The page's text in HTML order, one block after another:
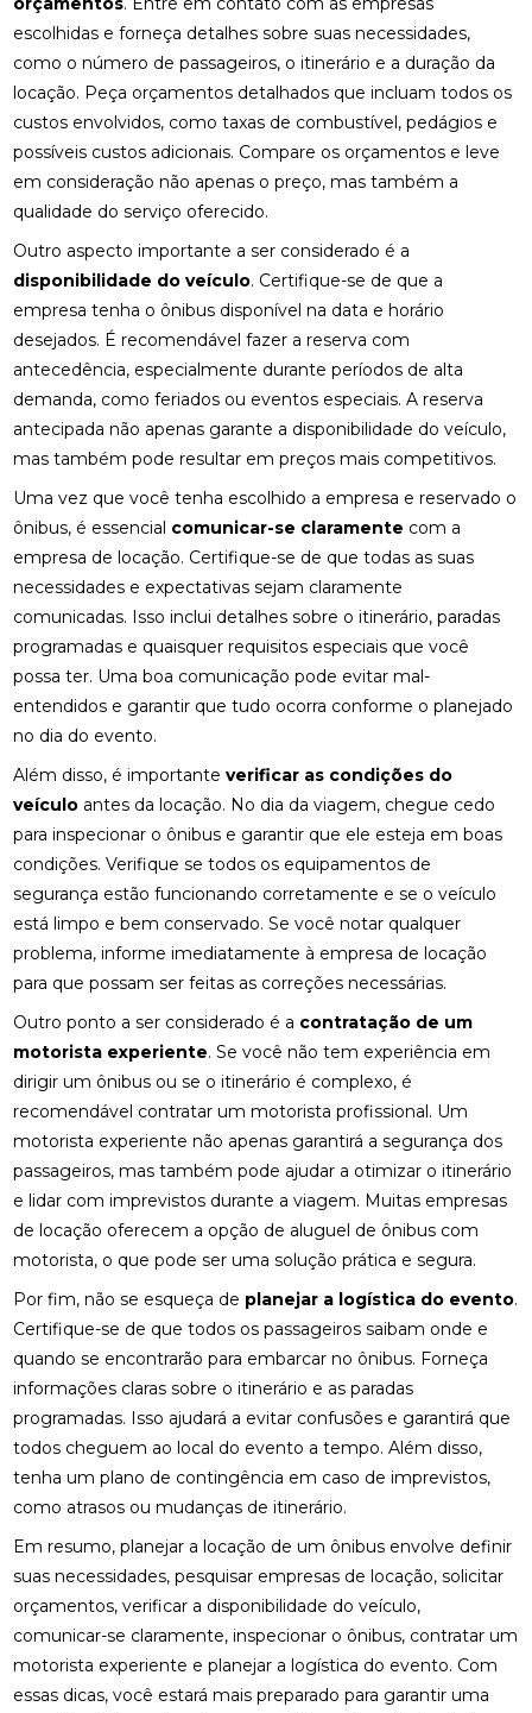
escolhidas e forneça detalhes sobre suas necessidades,
como o número de passageiros, o itinerário e a duração da
locação. Peça orçamentos detalhados que incluam todos os
custos envolvidos, como taxas de combustível, pedágios e
possíveis custos adicionais. Compare os orçamentos e leve
em consideração não apenas o preço, mas também a
qualidade do serviço oferecido.
Outro aspecto importante a ser considerado é a
disponibilidade do veículo. Certifique-se de que a
empresa tenha o ônibus disponível na data e horário
desejados. É recomendável fazer a reserva com
antecedência, especialmente durante períodos de alta
demanda, como feriados ou eventos especiais. A reserva
antecipada não apenas garante a disponibilidade do veículo,
mas também pode resultar em preços mais competitivos.
Uma vez que você tenha escolhido a empresa e reservado o
ônibus, é essencial comunicar-se claramente com a
empresa de locação. Certifique-se de que todas as suas
necessidades e expectativas sejam claramente
comunicadas. Isso inclui detalhes sobre o itinerário, paradas
programadas e quaisquer requisitos especiais que você
possa ter. Uma boa comunicação pode evitar mal-
entendidos e garantir que tudo ocorra conforme o planejado
no dia do evento.
Além disso, é importanteverificar as condições do
veículo antes da locação. No dia da viagem, chegue cedo
para inspecionar o ônibus e garantir que ele esteja em boas
condições. Verifique se todos os equipamentos de
segurança estão funcionando corretamente e se o veículo
está limpo e bem conservado. Se você notar qualquer
problema, informe imediatamente à empresa de locação
para que possam ser feitas as correções necessárias.
Outro ponto a ser considerado é a contratação de um
motorista experiente. Se você não tem experiência em
dirigir um ônibus ou se o itinerário é complexo, é
recomendável contratar um motorista profissional. Um
motorista experiente não apenas garantirá a segurança dos
passageiros, mas também pode ajudar a otimizar o itinerário
e lidar com imprevistos durante a viagem. Muitas empresas
de locação oferecem a opção de aluguel de ônibus com
motorista, o que pode ser uma solução prática e segura.
Por fim, não se esqueça de planejar a logística do evento.
Certifique-se de que todos os passageiros saibam onde e
quando se encontrarão para embarcar no ônibus. Forneça
informações claras sobre o itinerário e as paradas
programadas. Isso ajudará a evitar confusões e garantirá que
todos cheguem ao local do evento a tempo. Além disso,
tenha um plano de contingência em caso de imprevistos,
como atrasos ou mudanças de itinerário.
Em resumo, planejar a locação de um ônibus envolve definir
suas necessidades, pesquisar empresas de locação, solicitar
orçamentos, verificar a disponibilidade do veículo,
comunicar-se claramente, inspecionar o ônibus, contratar um
motorista experiente e planejar a logística do evento. Com
essas dicas, você estará mais preparado para garantir uma